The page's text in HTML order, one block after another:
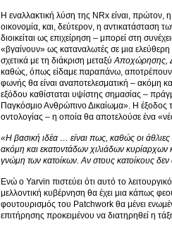
Η εναλλακτική λύση της NRx είναι,
οικονομία, και, δεύτερον, η αντικατάσταση
διοικείται ως επιχείρηση – μπορεί στη
«βγαίνουν» ως καταναλωτές σε μια
σχετικά με τη διάκριση μεταξύ Αποχώρησης,
καθώς, όπως είδαμε παραπάνω, αποτρέπουν
φωνής θα είναι αναποτελεσματική – ακόμη
εξόδου καθίσταται υψίστης σημασίας –
Παγκόσμιο Ανθρώπινο Δικαίωμα». Η έξοδος
οντολογίας – η οποία θα αποτελούσε ένα
«Η βασική ιδέα … είναι πως, καθώς οι
ακόμη και εκατοντάδων χιλιάδων κυρίαρχων
γνώμη των κατοίκων. Αν στους κατοίκους
Ενώ ο Yarvin πιστεύει ότι αυτό το
μελλοντική κυβέρνηση θα έχει μια κάπως
φουτουρισμός του Patchwork θα μένει
επιτήρησης προκειμένου να διατηρηθεί η